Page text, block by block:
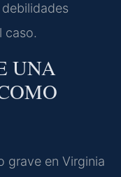
caso.
UNA
grave en Virginia